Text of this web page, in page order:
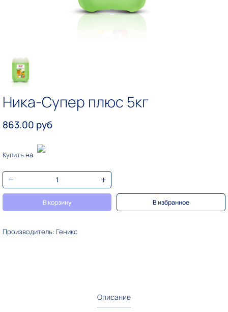
Ника-Супер плюс 5кг
863.00 руб
Купить на
В корзину В избранное
Производитель: Геникс
Описание